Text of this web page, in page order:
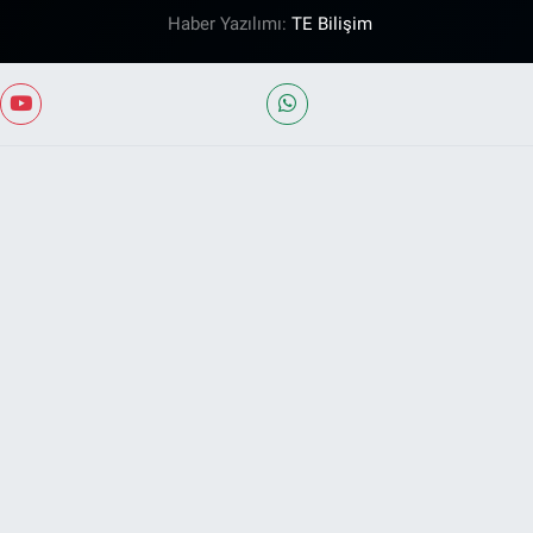
Haber Yazılımı:TE Bilişim